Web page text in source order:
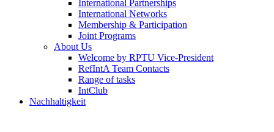
International Partnerships
International Networks
Membership & Participation
Joint Programs
About Us
Welcome by RPTU Vice-President
RefIntA Team Contacts
Range of tasks
IntClub
Nachhaltigkeit